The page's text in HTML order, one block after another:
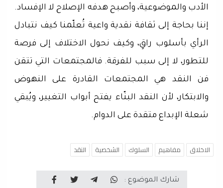
الأدب والموضوعية، وأصبح هدفه الإصلاح لا الإفساد.
إننا بحاجة إلى ثقافة نقدية واعية تُعلّمنا كيف نتبادل
الرأي بأسلوب راقٍ، وكيف نحول الاختلاف إلى فرصة
للتطور، لا إلى سبب للفرقة. فالمجتمعات التي تتقن
فن النقد هي المجتمعات القادرة على النهوض
والابتكار، لأن النقد البنّاء يفتح أبواب التغيير، ويُبقي
شعلة الإبداع متقدة على الدوام.
الاخلاق مفاهيم السلوك الشخصية النقد
شارك الموضوع :